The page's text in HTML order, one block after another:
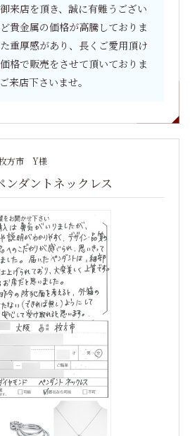
来店を頂き、誠に有難うござい
貴金属の価格が高騰しておりま
重厚感があり、長くご愛用頂け
格で販売をさせて頂いておりま
来店下さいませ。
方市 Y様
ダントネックレス